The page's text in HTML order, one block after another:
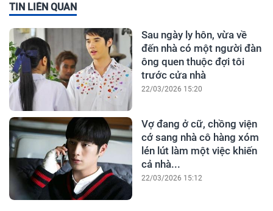
TIN LIÊN QUAN
Sau ngày ly hôn, vừa về
đến nhà có một người đàn
ông quen thuộc đợi tôi
trước cửa nhà
22/03/2026 15:20
Vợ đang ở cữ, chồng viện
cớ sang nhà cô hàng xóm
lén lút làm một việc khiến
cả nhà...
22/03/2026 15:12